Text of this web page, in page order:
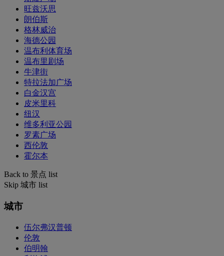
旺兹沃思
朗伯斯
格林威治
海德公园
温布利体育场
温布里剧场
牛津街
特拉法加广场
白金汉宫
皮米里科
纽汉
维多利亚公园
罗素广场
西伦敦
霍尔本
Back to 景点 list
Skip 城市 list
城市
伍尔弗汉普顿
伦敦
伯明翰